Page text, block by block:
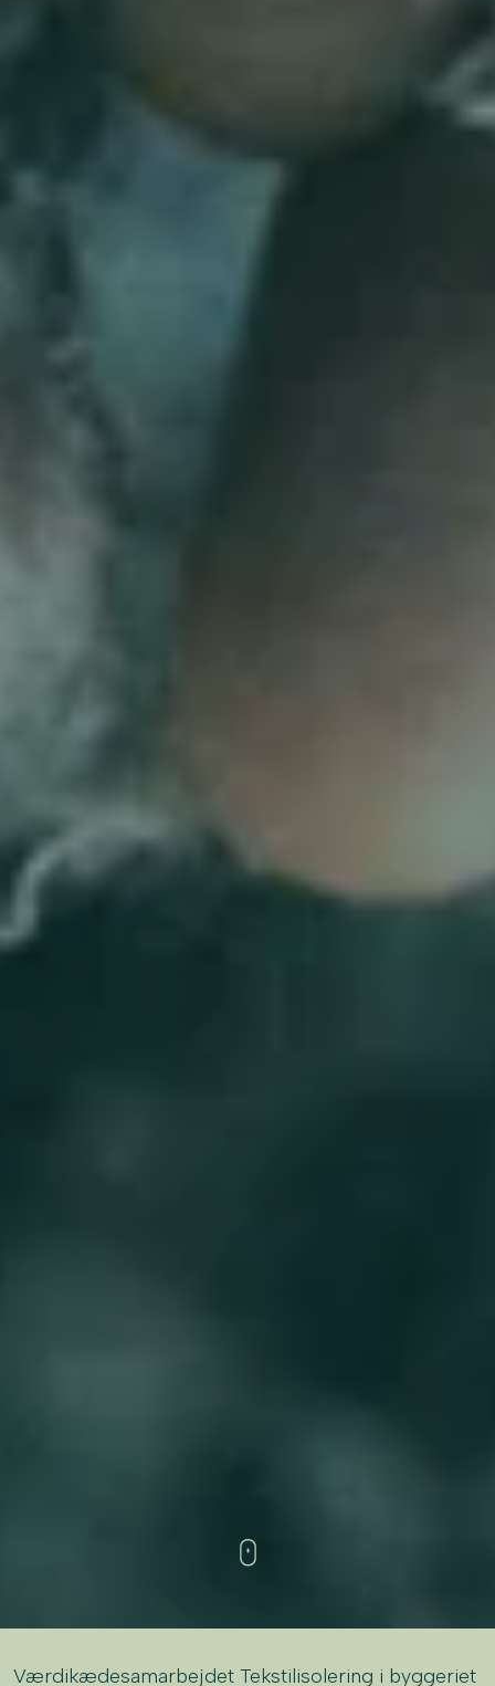
Værdikædesamarbejdet Tekstilisolering i byggeriet